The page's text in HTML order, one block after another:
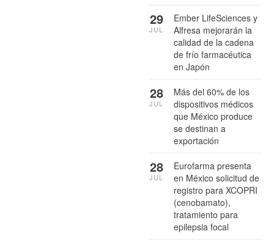
Ember LifeSciences y
Alfresa mejorarán la
calidad de la cadena
de frío farmacéutica
en Japón
29
JUL
Más del 60% de los
dispositivos médicos
que México produce
se destinan a
exportación
28
JUL
Eurofarma presenta
en México solicitud de
registro para XCOPRI
(cenobamato),
tratamiento para
epilepsia focal
28
JUL